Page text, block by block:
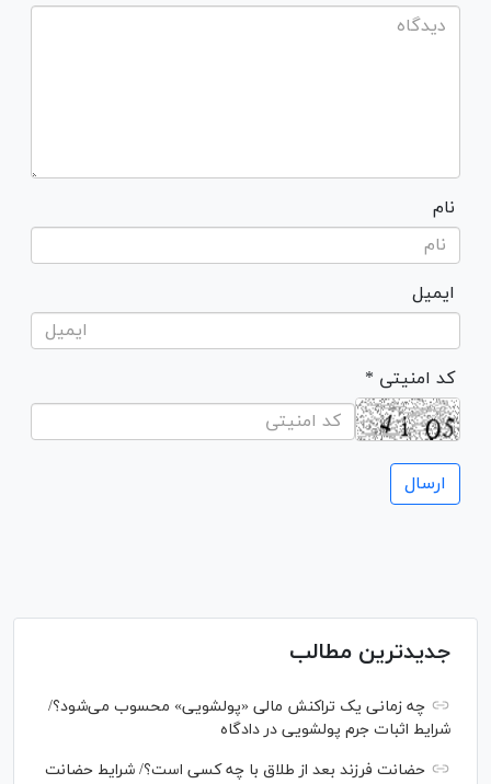
نام
ایمیل
* کد امنیتی
جدیدترین مطالب
چه زمانی یک تراکنش مالی «پولشویی» محسوب می‌شود؟/
شرایط اثبات جرم پولشویی در دادگاه
حضانت فرزند بعد از طلاق با چه کسی است؟/ شرایط حضانت